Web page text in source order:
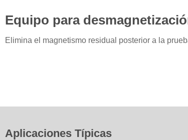
Equipo para
Elimina el magnetismo residual posterior a la
Aplicaciones Típicas